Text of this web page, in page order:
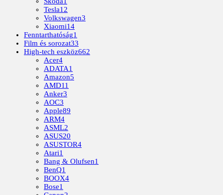
Tesla12
Volkswagen3
Xiaomi14
Fenntarthatóság1
Film és sorozat33
High-tech eszköz662
Acer4
ADATA1
Amazon5
AMD11
Anker3
AOC3
Apple89
ARM4
ASML2
ASUS20
ASUSTOR4
Atari1
Bang & Olufsen1
BenQ1
BOOX4
Bose1